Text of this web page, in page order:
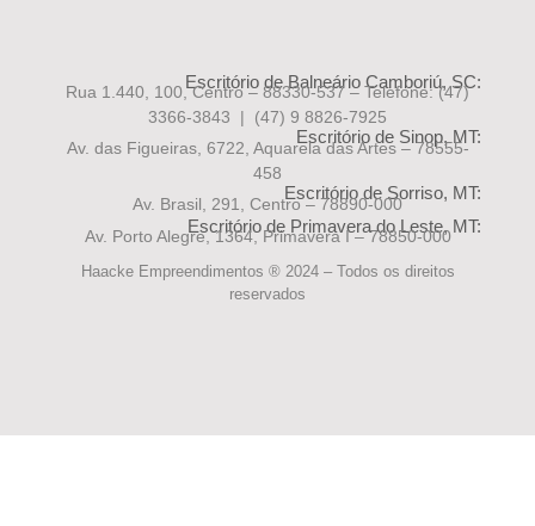
Escritório de Balneário Camboriú, SC:
Rua 1.440, 100, Centro – 88330-537 – Telefone:(47)
3366-3843 | (47) 9 8826-7925
Escritório de Sinop, MT:
Av. das Figueiras, 6722, Aquarela das Artes – 78555-
458
Escritório de Sorriso, MT:
Av. Brasil, 291, Centro – 78890-000
Escritório de Primavera do Leste, MT:
Av. Porto Alegre, 1364, Primavera I – 78850-000
Haacke Empreendimentos ® 2024 – Todos os direitos
reservados